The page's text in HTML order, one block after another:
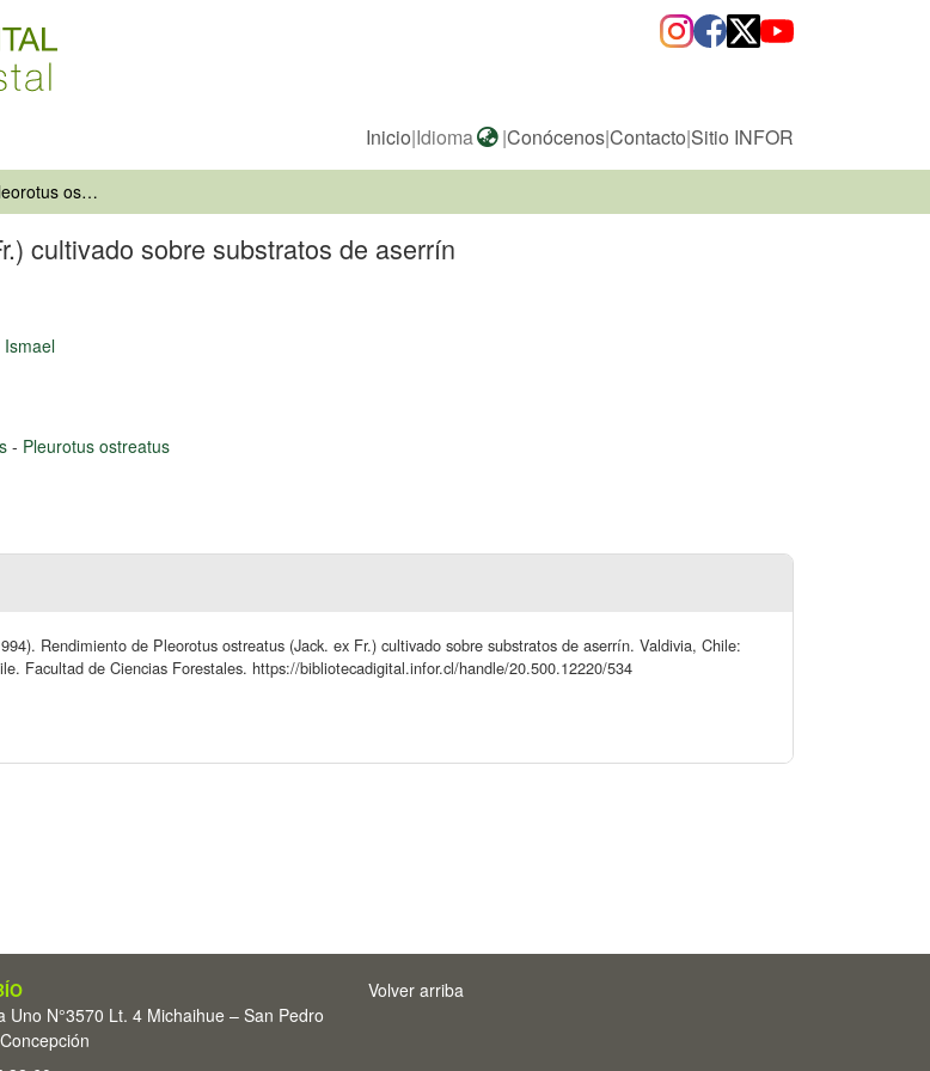
Inicio|Idioma |Conócenos|Contacto|Sitio INFOR
Rendimiento de Pleorotus ostreatus (Jack. ex Fr.) cultivado sobre substratos de aserrín
cultivado sobre substratos de aserrín
- Pleurotus ostreatus
Rendimiento de Pleorotus ostreatus (Jack. ex Fr.) cultivado sobre substratos de aserrín. Valdivia, Chile:
Facultad de Ciencias Forestales. https://bibliotecadigital.infor.cl/handle/20.500.12220/534
Uno N°3570 Lt. 4 Michaihue – San Pedro
Volver arriba